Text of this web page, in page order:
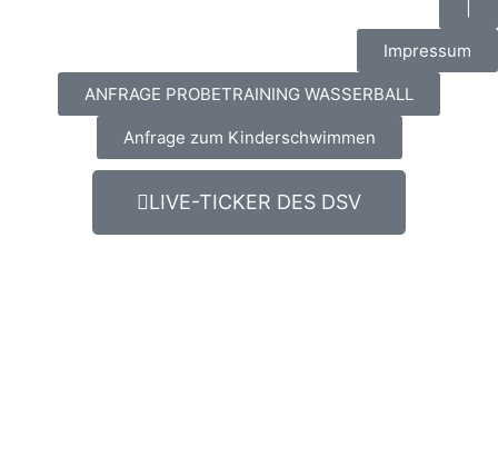
Impressum
ANFRAGE PROBETRAINING WASSERBALL
Anfrage zum Kinderschwimmen
LIVE-TICKER DES DSV